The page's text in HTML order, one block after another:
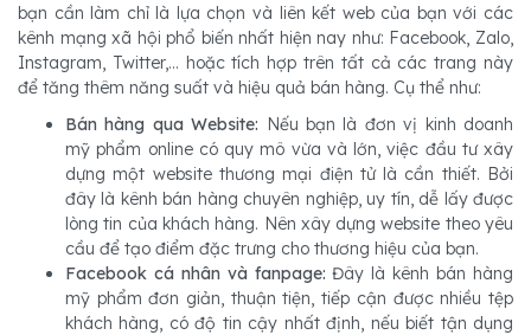
bạn cần làm chỉ là lựa chọn và liên kết web của bạn với các
kênh mạng xã hội phổ biến nhất hiện nay như: Facebook, Zalo,
Instagram, Twitter,... hoặc tích hợp trên tất cả các trang này
để tăng thêm năng suất và hiệu quả bán hàng. Cụ thể như:
Bán hàng qua Website: Nếu bạn là đơn vị kinh doanh
mỹ phẩm online có quy mô vừa và lớn, việc đầu tư xây
dựng một website thương mại điện tử là cần thiết. Bởi
đây là kênh bán hàng chuyên nghiệp, uy tín, dễ lấy được
lòng tin của khách hàng. Nên xây dựng website theo yêu
cầu để tạo điểm đặc trưng cho thương hiệu của bạn.
Facebook cá nhân và fanpage: Đây là kênh bán hàng
mỹ phẩm đơn giản, thuận tiện, tiếp cận được nhiều tệp
khách hàng, có độ tin cậy nhất định, nếu biết tận dụng